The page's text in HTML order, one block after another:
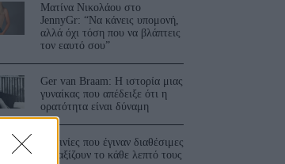
Ματίνα Νικολάου στο
JennyGr: “Να κάνεις υπομονή,
αλλά όχι τόση που να βλάπτεις
τον εαυτό σου”
Ger van Braam: Η ιστορία μιας
γυναίκας που απέδειξε ότι η
ορατότητα είναι δύναμη
3 ταινίες που έγιναν διαθέσιμες
και αξίζουν το κάθε λεπτό τους